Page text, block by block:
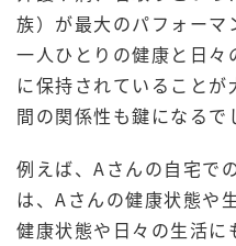
族）が最大のパフォーマ
一人ひとりの健康と日
に保持されていることが
間の関係性も鍵になるで
例えば、Aさんの自宅で
は、Aさんの健康状態や
健康状態や日々の生活に